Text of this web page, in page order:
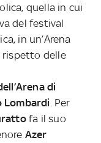
quella in cui
del festival
in un’Arena
delle
di
Lombardi . Per
fa il suo
Azer